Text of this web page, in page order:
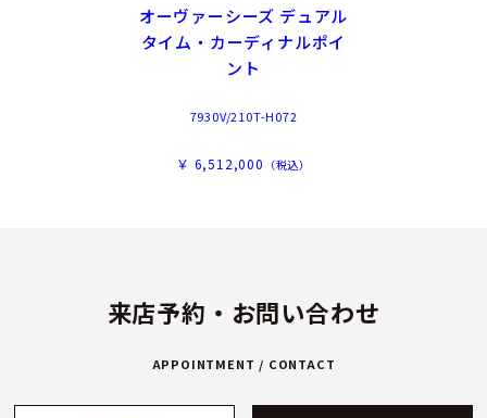
オーヴァーシーズ デュアル
タイム・カーディナルポイ
ント
7930V/210T-H072
￥ 6,512,000 （税込）
来店予約・お問い合わせ
APPOINTMENT / CONTACT